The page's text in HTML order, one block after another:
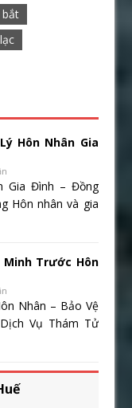
Hôn Nhân Gia
Gia Đình – Đồng
Hôn nhân và gia
Minh Trước Hôn
Nhân – Bảo Vệ
Vụ Thám Tử